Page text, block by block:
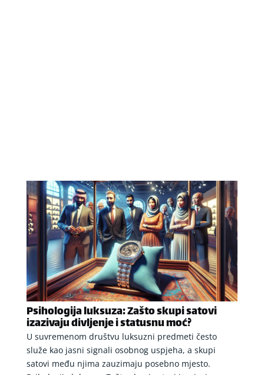
Psihologija luksuza: Zašto skupi satovi
izazivaju divljenje i statusnu moć?
U suvremenom društvu luksuzni predmeti često
služe kao jasni signali osobnog uspjeha, a skupi
satovi među njima zauzimaju posebno mjesto.